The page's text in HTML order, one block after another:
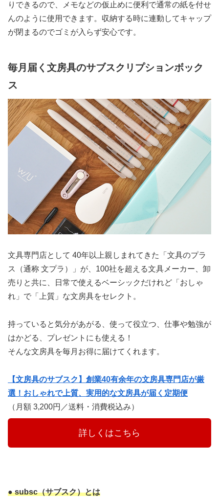
りできるので、メモなどの仮止めに便利で通常の紙を付せ
んのように使用できます。収納する時に連動してキャップ
が閉まるのでゴミが入らず安心です。
毎月届く文房具のサブスクリプションボック
ス
文具専門店として 40年以上親しまれてきた「文具のプラ
ス（通称 文プラ）」が、100社を超える文具メーカー、卸
売りと共に、日常で使えるベーシックだけれど「おしゃ
れ」で「上質」な文房具をセレクト。
持っていると気分があがる、使って役立つ、仕事や勉強が
はかどる、プレゼントにも使える！
そんな文房具を毎月お得に届けてくれます。
【文房具のサブスク】創業40有余年の文房具専門店が厳
選！おしゃれで上質、実用的な文房具が届く定期便
（月額 3,200円／送料・消費税込み）
詳しくはこちら
● subsc（サブスク）とは